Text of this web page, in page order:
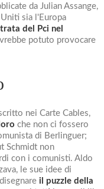
da Julian Assange,
sia l'Europa
del Pci nel
potuto provocare
nei Carte Cables,
che non ci fossero
di Berlinguer;
Schmidt non
con i comunisti. Aldo
le sue idee di
il puzzle della